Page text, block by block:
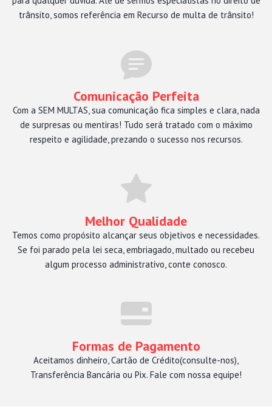
trânsito, somos referência em Recurso de multa de trânsito!
Comunicação Perfeita
Com a SEM MULTAS, sua comunicação fica simples e clara, nada
de surpresas ou mentiras! Tudo será tratado com o máximo
respeito e agilidade, prezando o sucesso nos recursos.
Melhor Qualidade
Temos como propósito alcançar seus objetivos e necessidades.
Se foi parado pela lei seca, embriagado, multado ou recebeu
algum processo administrativo, conte conosco.
Formas de Pagamento
Aceitamos dinheiro, Cartão de Crédito(consulte-nos),
Transferência Bancária ou Pix. Fale com nossa equipe!